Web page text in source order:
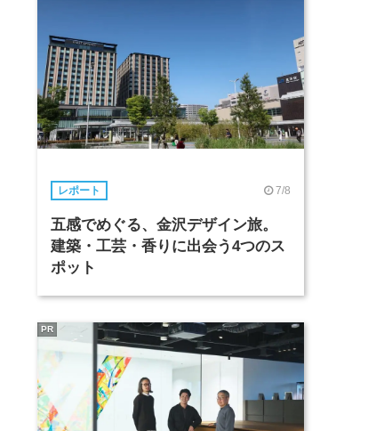
レポート 7/8
五感でめぐる、金沢デザイン旅。
建築・工芸・香りに出会う4つのス
ポット
PR